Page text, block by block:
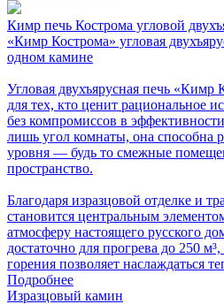
Кимр печь Кострома угловой
«Кимр Кострома» угловая
одном камине
Угловая двухъярусная печь
для тех, кто ценит рациональное
без компромиссов в
лишь угол комнаты, она способна
уровня — будь то смежные
пространство.
Благодаря изразцовой отделке и
становится центральным
атмосферу настоящего русского
достаточно для прогрева до 250
горения позволяет наслаждаться
Подробнее
Изразцовый камин